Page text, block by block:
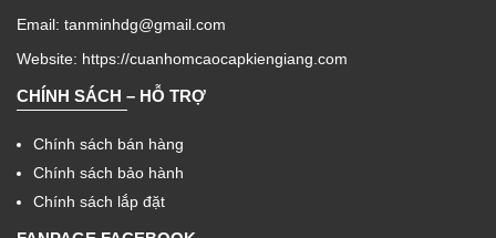
Email: tanminhdg@gmail.com
Website: https://cuanhomcaocapkiengiang.com
CHÍNH SÁCH – HỖ TRỢ
Chính sách bán hàng
Chính sách bảo hành
Chính sách lắp đặt